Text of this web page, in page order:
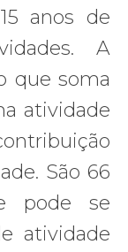
anos de
A
que soma
atividade
São 66
pode se
atividade